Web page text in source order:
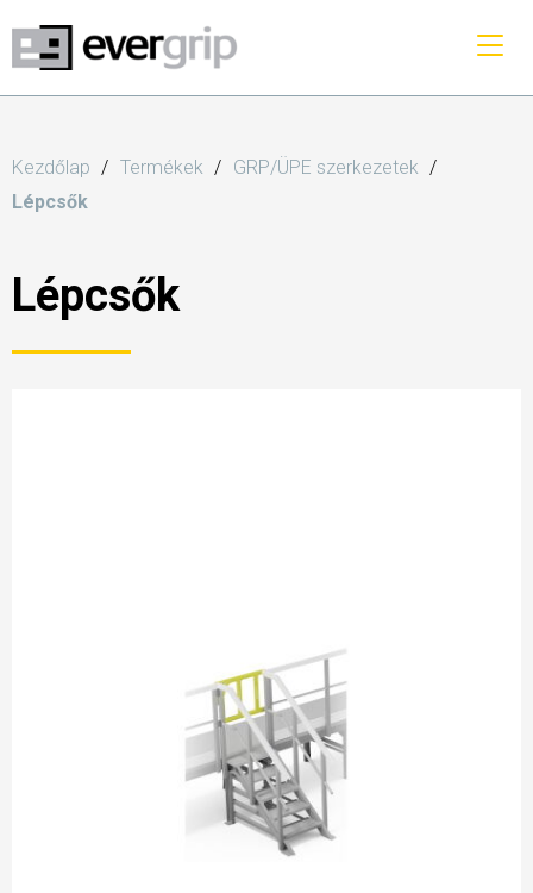
Kezdőlap Termékek
GRP/ÜPE szerkezetek
Lépcsők
Lépcsők